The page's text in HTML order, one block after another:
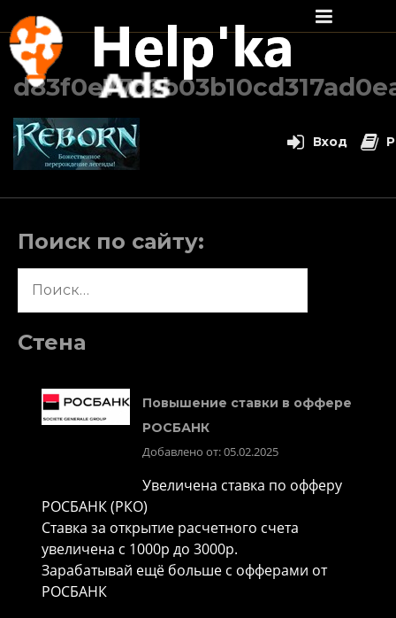
Перейти
содержимому
Поиск по сайту:
Стена
Повышение ставки в оффере
РОСБАНК
Добавлено от: 05.02.2025
Увеличена ставка по офферу
РОСБАНК (РКО)
Ставка за открытие расчетного счета
увеличена с 1000р до 3000р.
Зарабатывай ещё больше с офферами от
РОСБАНК
Вход